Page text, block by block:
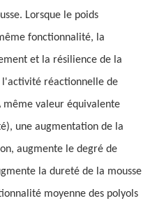
Lorsque le poids
fonctionnalité, la
et la résilience de la
l'activité réactionnelle de
valeur équivalente
une augmentation de la
augmente le degré de
la dureté de la mousse
moyenne des polyols